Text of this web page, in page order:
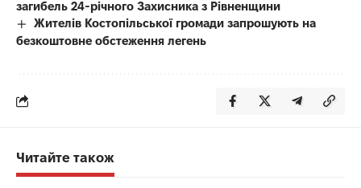
загибель 24-річного Захисника з Рівненщини
Жителів Костопільської громади запрошують на
безкоштовне обстеження легень
Читайте також